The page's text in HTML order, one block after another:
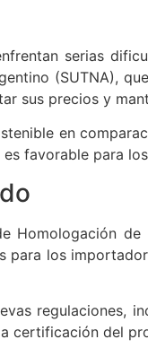
serias
(SUTNA),
sus precios y
en
favorable para
Homologación
los
regulaciones,
certificación del